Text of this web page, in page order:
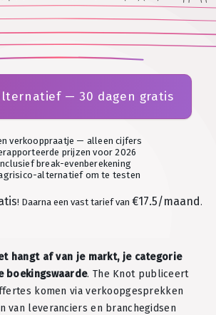
— 30 dagen gratis
verkooppraatje — alleen cijfers
prijzen voor 2026
break-evenberekening
alternatief om te testen
! Daarna een vast tarief van €17.5/maand.
hangt af van je markt, je categorie
boekingswaarde. The Knot publiceert
komen via verkoopgesprekken
van leveranciers en branchegidsen